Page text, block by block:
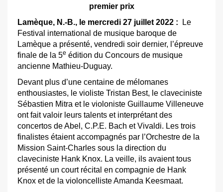
premier prix
Lamèque, N.-B., le mercredi 27 juillet 2022 :
Le
Festival international de musique baroque de
Lamèque a présenté, vendredi soir dernier, l’épreuve
finale de la 5e édition du Concours de musique
ancienne Mathieu-Duguay.
Devant plus d’une centaine de mélomanes
enthousiastes, le violiste Tristan Best, le claveciniste
Sébastien Mitra et le violoniste Guillaume Villeneuve
ont fait valoir leurs talents et interprétant des
concertos de Abel, C.P.E. Bach et Vivaldi. Les trois
finalistes étaient accompagnés par l’Orchestre de la
Mission Saint-Charles sous la direction du
claveciniste Hank Knox. La veille, ils avaient tous
présenté un court récital en compagnie de Hank
Knox et de la violoncelliste Amanda Keesmaat.